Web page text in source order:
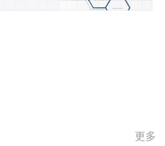
更多